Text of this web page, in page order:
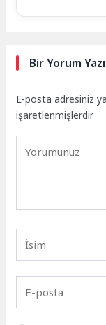
Bir Yorum
E-posta adresiniz
işaretlenmişlerdir